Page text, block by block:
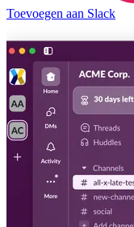
Toevoegen aan Slack